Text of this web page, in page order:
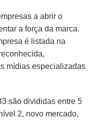
a abrir o
a força da marca.
é listada na
mídias especializadas
são divididas entre 5
2, novo mercado,